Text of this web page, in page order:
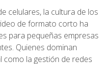
celulares, la cultura de los
de formato corto ha
para pequeñas empresas
Quienes dominan
como la gestión de redes